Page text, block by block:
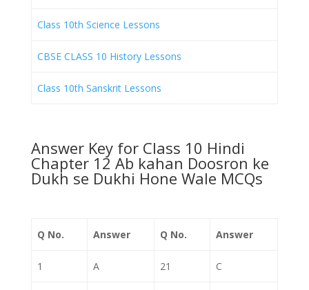
Class 10th Science Lessons
CBSE CLASS 10 History Lessons
Class 10th Sanskrit Lessons
Answer Key for Class 10 Hindi
Chapter 12 Ab kahan Doosron ke
Dukh se Dukhi Hone Wale MCQs
Q No. Answer Q No. Answer
1 A 21 C